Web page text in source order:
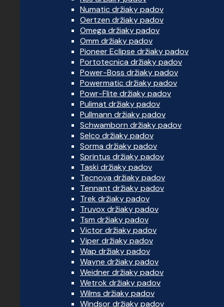
Numatic držiaky padov
Oertzen držiaky padov
Omega držiaky padov
Omm držiaky padov
Pioneer Eclipse držiaky padov
Portotecnica držiaky padov
Power-Boss držiaky padov
Powermatic držiaky padov
Powr-Flite držiaky padov
Pulimat držiaky padov
Pullmann držiaky padov
Schwamborn držiaky padov
Selco držiaky padov
Sorma držiaky padov
Sprintus držiaky padov
Taski držiaky padov
Tecnova držiaky padov
Tennant držiaky padov
Trek držiaky padov
Truvox držiaky padov
Tsm držiaky padov
Victor držiaky padov
Viper držiaky padov
Wap držiaky padov
Wayne držiaky padov
Weidner držiaky padov
Wetrok držiaky padov
Wilms držiaky padov
Windsor držiaky padov